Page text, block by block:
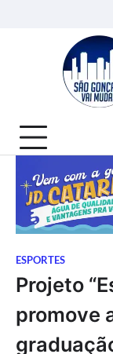
ESPORTES
Projeto
promove